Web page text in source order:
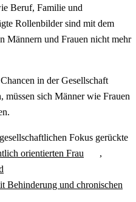
Beruf, Familie und
Rollenbilder sind mit dem
Männern und Frauen nicht mehr
in der Gesellschaft
müssen sich Männer wie Frauen
Fokus gerückte
orientierten Frau
,
Behinderung und chronischen